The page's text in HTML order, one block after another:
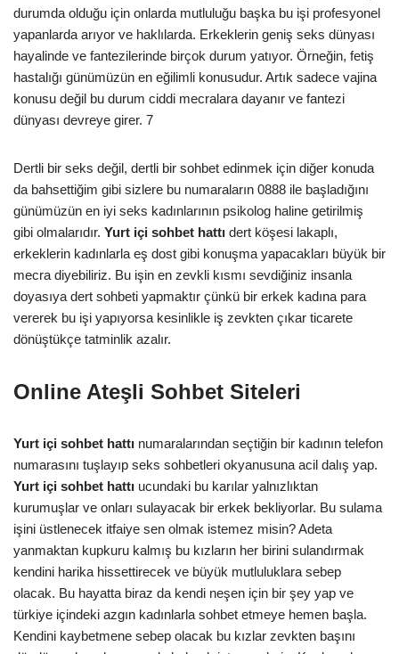
durumda olduğu için onlarda mutluluğu başka bu işi profesyonel
yapanlarda arıyor ve haklılarda. Erkeklerin geniş seks dünyası
hayalinde ve fantezilerinde birçok durum yatıyor. Örneğin, fetiş
hastalığı günümüzün en eğilimli konusudur. Artık sadece vajina
konusu değil bu durum ciddi mecralara dayanır ve fantezi
dünyası devreye girer. 7
Dertli bir seks değil, dertli bir sohbet edinmek için diğer konuda
da bahsettiğim gibi sizlere bu numaraların 0888 ile başladığını
günümüzün en iyi seks kadınlarının psikolog haline getirilmiş
gibi olmalarıdır. Yurt içi sohbet hattı dert köşesi lakaplı,
erkeklerin kadınlarla eş dost gibi konuşma yapacakları büyük bir
mecra diyebiliriz. Bu işin en zevkli kısmı sevdiğiniz insanla
doyasıya dert sohbeti yapmaktır çünkü bir erkek kadına para
vererek bu işi yapıyorsa kesinlikle iş zevkten çıkar ticarete
dönüştükçe tatminlik azalır.
Online Ateşli Sohbet Siteleri
Yurt içi sohbet hattı numaralarından seçtiğin bir kadının telefon
numarasını tuşlayıp seks sohbetleri okyanusuna acil dalış yap.
Yurt içi sohbet hattı ucundaki bu karılar yalnızlıktan
kurumuşlar ve onları sulayacak bir erkek bekliyorlar. Bu sulama
işini üstlenecek itfaiye sen olmak istemez misin? Adeta
yanmaktan kupkuru kalmış bu kızların her birini sulandırmak
kendini harika hissettirecek ve büyük mutluluklara sebep
olacak. Bu hayatta biraz da kendi neşen için bir şey yap ve
türkiye içindeki azgın kadınlarla sohbet etmeye hemen başla.
Kendini kaybetmene sebep olacak bu kızlar zevkten başını